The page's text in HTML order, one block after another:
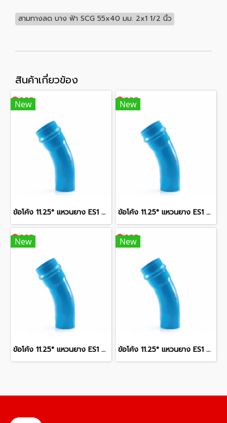
สามทางลด บาง ฟ้า SCG 55x40 มม. 2x1 1/2 นิ้ว
สินค้าเกี่ยวข้อง
New
ข้อโค้ง 11.25° แหวนยาง ES1 SCG ขนาด 400 มม. (16 นิ้ว ) ชั้น 13.5
New
ข้อโค้ง 11.25° แหวนยาง ES1 SCG ขนาด 300 มม. (12 นิ้ว ) ชั้น 13.5
New
ข้อโค้ง 11.25° แหวนยาง ES1 SCG ขนาด 350 มม. (14 นิ้ว ) ชั้น 13.5
New
ข้อโค้ง 11.25° แหวนยาง ES1 SCG ขนาด 250 มม. (10 นิ้ว ) ชั้น 13.5